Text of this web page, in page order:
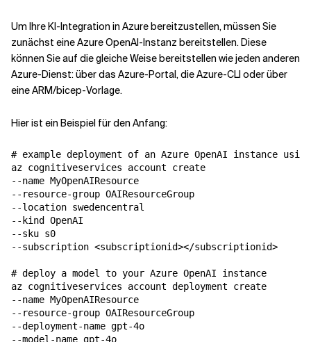
Um Ihre KI-Integration in Azure bereitzustellen, müssen Sie
zunächst eine Azure OpenAI-Instanz bereitstellen. Diese
können Sie auf die gleiche Weise bereitstellen wie jeden anderen
Azure-Dienst: über das Azure-Portal, die Azure-CLI oder über
eine ARM/bicep-Vorlage.
Hier ist ein Beispiel für den Anfang:
# example deployment of an Azure OpenAI instance
az cognitiveservices account create
--name MyOpenAIResource
--resource-group OAIResourceGroup
--location swedencentral
--kind OpenAI
--sku s0
--subscription <subscriptionid></subscriptionid>
# deploy a model to your Azure OpenAI instance
az cognitiveservices account deployment create
--name MyOpenAIResource
--resource-group OAIResourceGroup
--deployment-name gpt-4o
--model-name gpt-4o